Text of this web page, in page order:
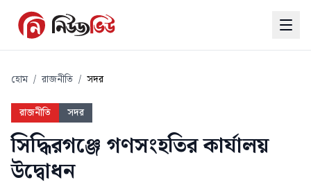
হোম / রাজনীতি / সদর
রাজনীতি সদর
সিদ্ধিরগঞ্জে গণসংহতির কার্যালয়
উদ্বোধন